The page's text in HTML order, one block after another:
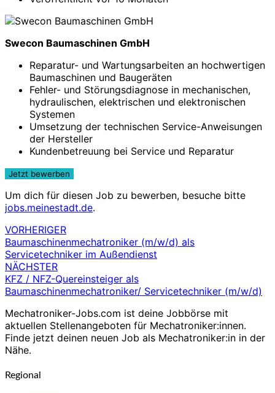
Swecon Baumaschinen GmbH
Reparatur- und Wartungsarbeiten an hochwertigen
Baumaschinen und Baugeräten
Fehler- und Störungsdiagnose in mechanischen,
hydraulischen, elektrischen und elektronischen
Systemen
Umsetzung der technischen Service-Anweisungen
der Hersteller
Kundenbetreuung bei Service und Reparatur
Um dich für diesen Job zu bewerben, besuche bitte
jobs.meinestadt.de.
Beitragsnavigation
VORHERIGER
Baumaschinenmechatroniker (m/w/d) als
Servicetechniker im Außendienst
NÄCHSTER
KFZ / NFZ-Quereinsteiger als
Baumaschinenmechatroniker/ Servicetechniker (m/w/d)
Mechatroniker-Jobs.com ist deine Jobbörse mit
aktuellen Stellenangeboten für Mechatroniker:innen.
Finde jetzt deinen neuen Job als Mechatroniker:in in der
Nähe.
Regional